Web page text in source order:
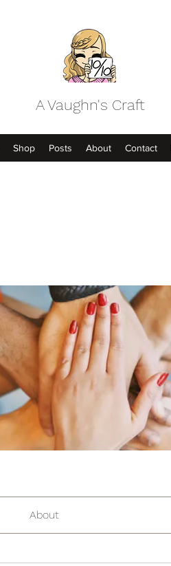
A Vaughn's Craft
Shop Posts About Contact
About